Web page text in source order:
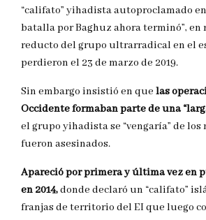
“califato” yihadista autoproclamado en
batalla por Baghuz ahora terminó”, en
reducto del grupo ultrarradical en el
perdieron el 23 de marzo de 2019.
Sin embargo insistió en que las
Occidente formaban parte de una
el grupo yihadista se “vengaría” de los
fueron asesinados.
Apareció por primera y última vez en
en 2014,donde declaró un “califato”
franjas de territorio del EI que luego